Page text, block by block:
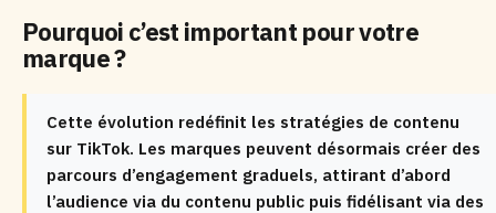
Pourquoi c’est important pour votre
marque ?
Cette évolution redéfinit les stratégies de contenu
sur TikTok. Les marques peuvent désormais créer des
parcours d’engagement graduels, attirant d’abord
l’audience via du contenu public puis fidélisant via des